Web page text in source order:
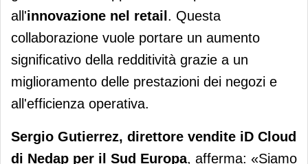
all'innovazione nel retail . Questa
collaborazione vuole portare un aumento
significativo della redditività grazie a un
miglioramento delle prestazioni dei negozi e
all'efficienza operativa.
Sergio Gutierrez, direttore vendite iD Cloud
di Nedap per il Sud Europa, afferma: «Siamo